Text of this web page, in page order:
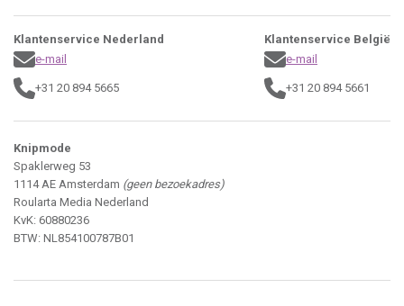
Klantenservice Nederland
e-mail
+31 20 894 5665
Klantenservice België
e-mail
+31 20 894 5661
Knipmode
Spaklerweg 53
1114 AE Amsterdam (geen bezoekadres)
Roularta Media Nederland
KvK: 60880236
BTW: NL854100787B01